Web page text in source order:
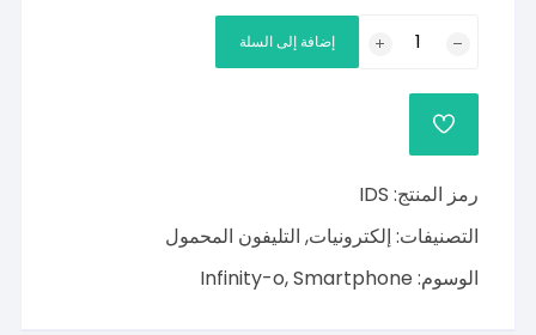
إنفينيتي-
شاشة
الهاتف
إضافة إلى السلة
ADD
رمز المنتج: IDS
التصنيفات: إلكترونيات, التليفون المحمول
الوسوم:
Infinity-o,Smartphone